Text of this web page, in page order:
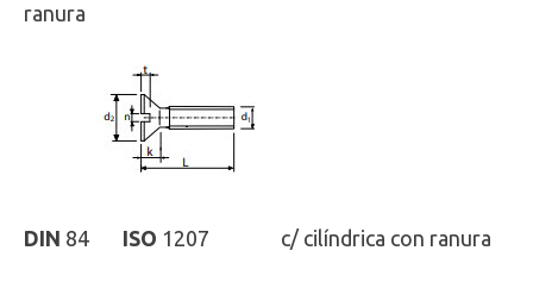
ranura
DIN 84 ISO 1207 c/ cilíndrica con ranura